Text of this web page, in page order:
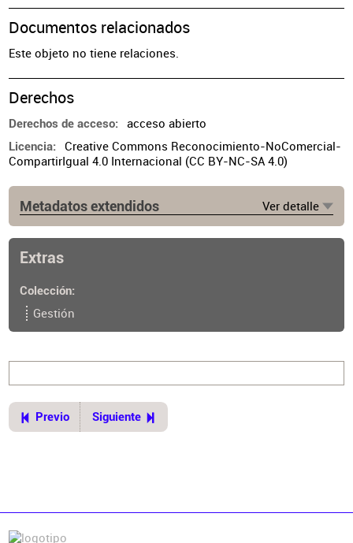
Documentos relacionados
Este objeto no tiene relaciones.
Derechos
Derechos de acceso acceso abierto
Licencia
Creative Commons Reconocimiento-NoComercial-
CompartirIgual 4.0 Internacional (CC BY-NC-SA 4.0)
Metadatos extendidos Ver detalle
https://www.cpau.org/nota/35347
Extras
Colección
Gestión
Previo Siguiente